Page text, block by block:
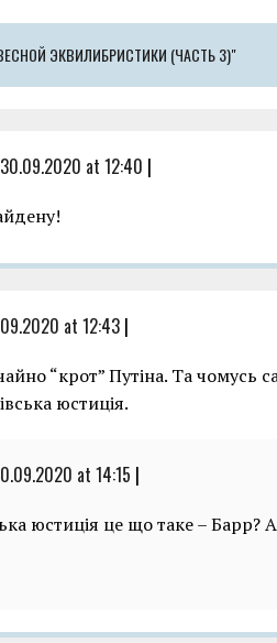
ЭКВИЛИБРИСТИКИ (ЧАСТЬ 3)"
30.09.2020 at 12:40 |
at 12:43 |
“крот” Путіна. Та чомусь
юстиція.
at 14:15 |
юстиція це що таке –